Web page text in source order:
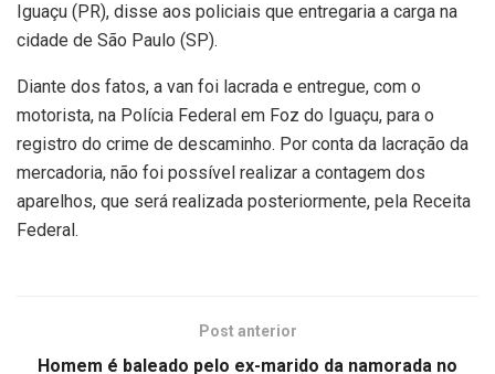
Iguaçu (PR), disse aos policiais que entregaria a carga na
cidade de São Paulo (SP).
Diante dos fatos, a van foi lacrada e entregue, com o
motorista, na Polícia Federal em Foz do Iguaçu, para o
registro do crime de descaminho. Por conta da lacração da
mercadoria, não foi possível realizar a contagem dos
aparelhos, que será realizada posteriormente, pela Receita
Federal.
Post anterior
Homem é baleado pelo ex-marido da namorada no